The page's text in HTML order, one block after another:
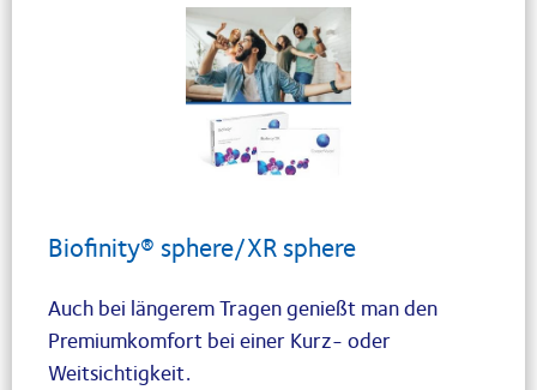
Biofinity® sphere/XR sphere
Auch bei längerem Tragen genießt man den
Premiumkomfort bei einer Kurz- oder
Weitsichtigkeit.